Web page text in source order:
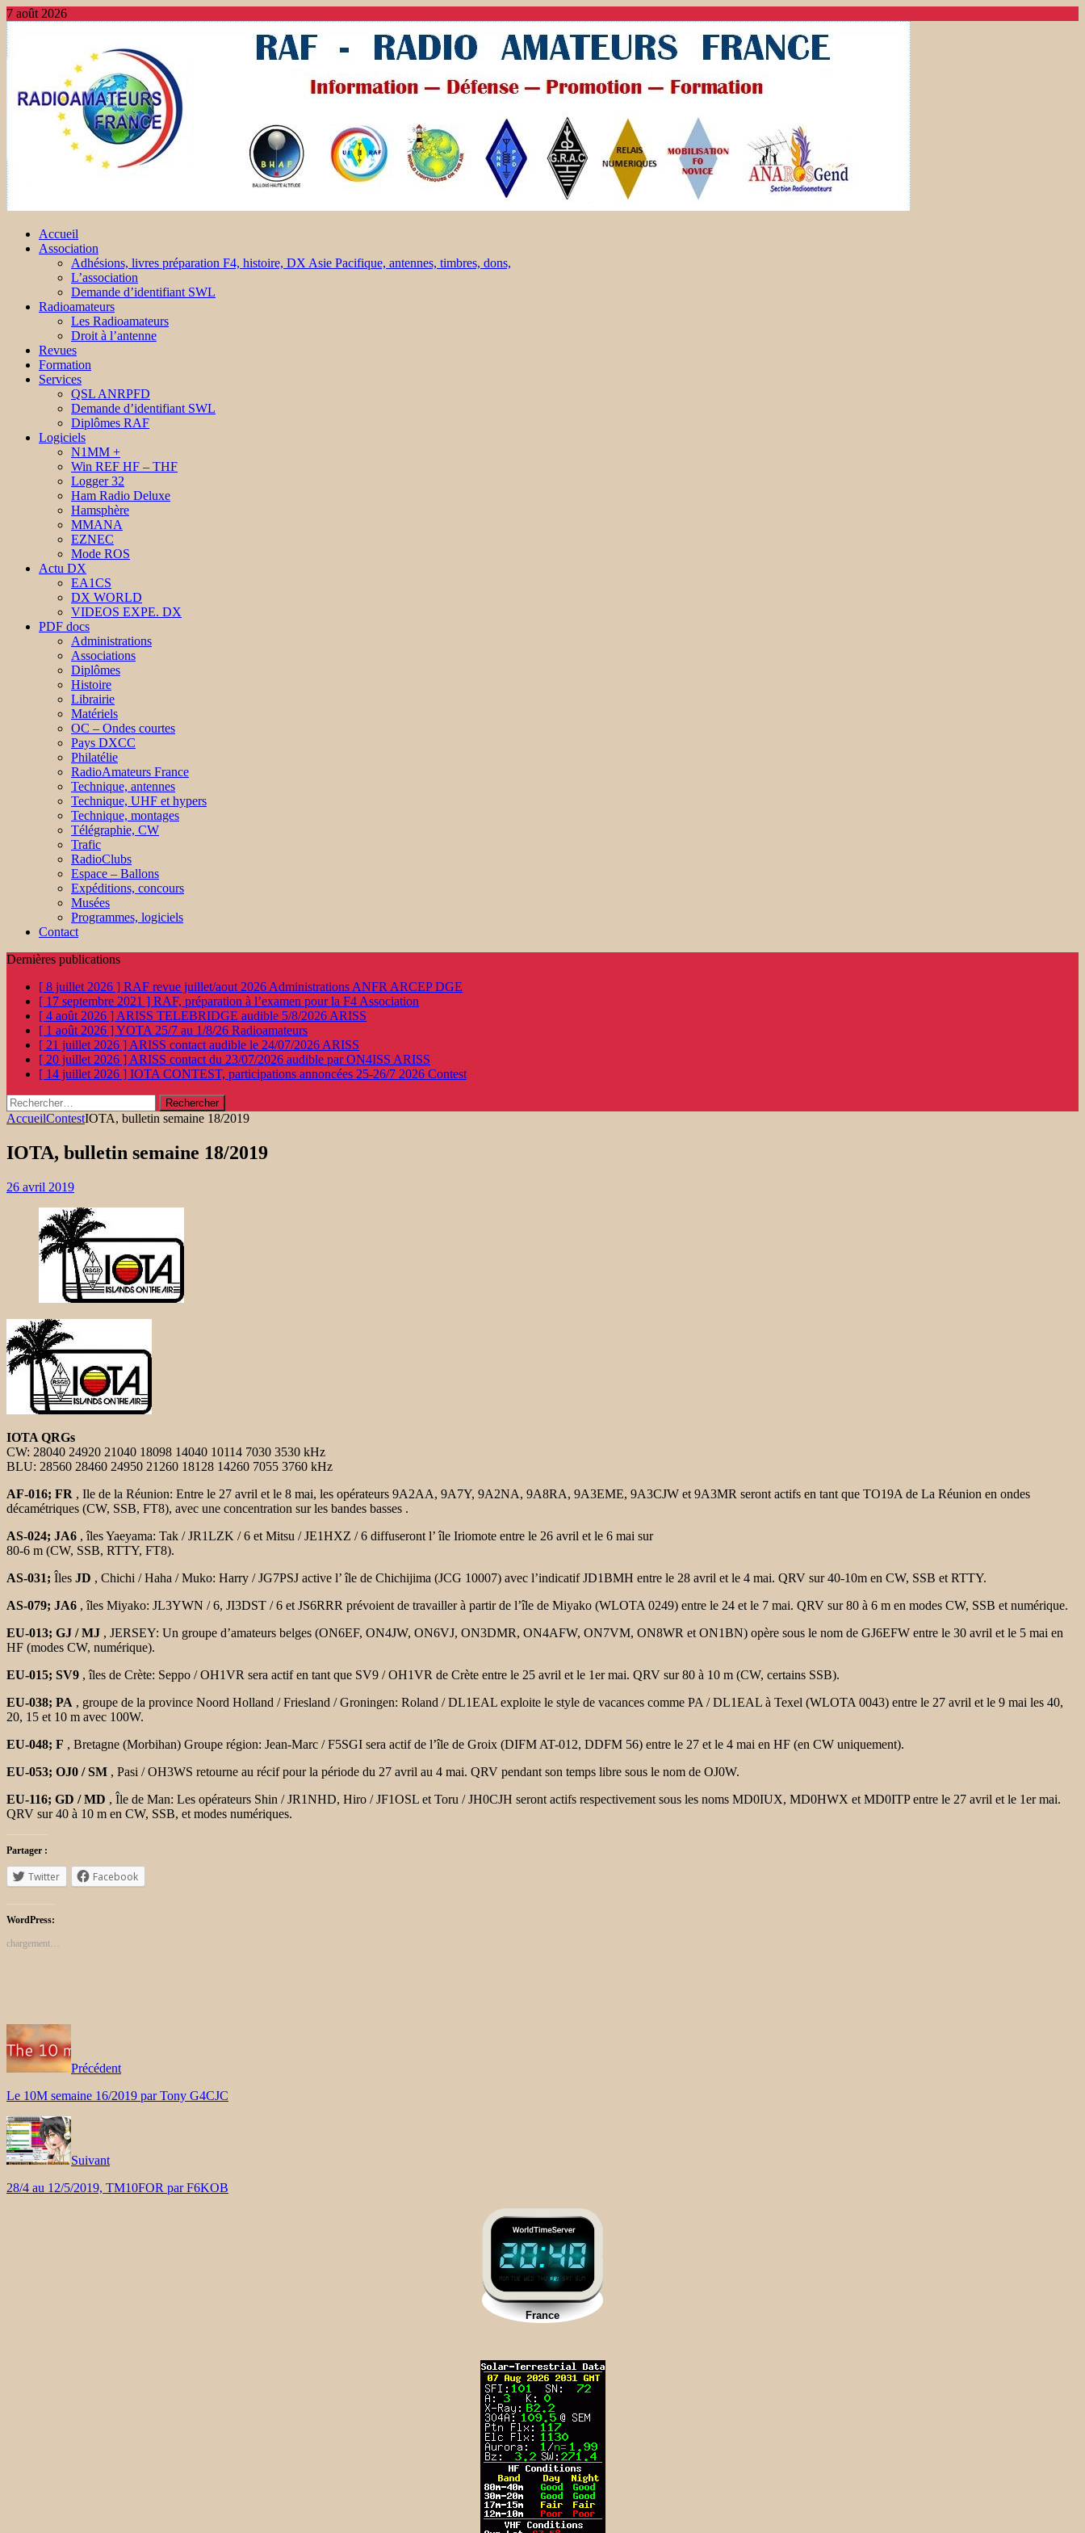
7 août 2026
Accueil
Association
Adhésions, livres préparation F4, histoire, DX Asie Pacifique, antennes, timbres, dons,
L’association
Demande d’identifiant SWL
Radioamateurs
Les Radioamateurs
Droit à l’antenne
Revues
Formation
Services
QSL ANRPFD
Demande d’identifiant SWL
Diplômes RAF
Logiciels
N1MM +
Win REF HF – THF
Logger 32
Ham Radio Deluxe
Hamsphère
MMANA
EZNEC
Mode ROS
Actu DX
EA1CS
DX WORLD
VIDEOS EXPE. DX
PDF docs
Administrations
Associations
Diplômes
Histoire
Librairie
Matériels
OC – Ondes courtes
Pays DXCC
Philatélie
RadioAmateurs France
Technique, antennes
Technique, UHF et hypers
Technique, montages
Télégraphie, CW
Trafic
RadioClubs
Espace – Ballons
Expéditions, concours
Musées
Programmes, logiciels
Contact
Dernières publications
[ 8 juillet 2026 ] RAF revue juillet/aout 2026 Administrations ANFR ARCEP DGE
[ 17 septembre 2021 ] RAF, préparation à l’examen pour la F4 Association
[ 4 août 2026 ] ARISS TELEBRIDGE audible 5/8/2026 ARISS
[ 1 août 2026 ]YOTA 25/7 au 1/8/26 Radioamateurs
[ 21 juillet 2026 ] ARISS contact audible le 24/07/2026 ARISS
[ 20 juillet 2026 ] ARISS contact du 23/07/2026 audible par ON4ISS ARISS
[ 14 juillet 2026 ] IOTA CONTEST, participations annoncées 25-26/7 2026 Contest
Rechercher :
AccueilContestIOTA, bulletin semaine 18/2019
IOTA, bulletin semaine 18/2019
26 avril 2019
IOTA QRGs
CW: 28040 24920 21040 18098 14040 10114 7030 3530 kHz
BLU: 28560 28460 24950 21260 18128 14260 7055 3760 kHz
AF-016; FR , Ile de la Réunion: Entre le 27 avril et le 8 mai, les opérateurs 9A2AA, 9A7Y, 9A2NA, 9A8RA, 9A3EME, 9A3CJW et 9A3MR seront actifs en tant que TO19A de La Réunion en ondes
décamétriques (CW, SSB, FT8), avec une concentration sur les bandes basses .
AS-024; JA6 , îles Yaeyama: Tak / JR1LZK / 6 et Mitsu / JE1HXZ / 6 diffuseront l’île Iriomote entre le 26 avril et le 6 mai sur
80-6 m (CW, SSB, RTTY, FT8).
AS-031; Îles JD , Chichi / Haha / Muko: Harry / JG7PSJ active l’île de Chichijima (JCG 10007) avec l’indicatif JD1BMH entre le 28 avril et le 4 mai. QRV sur 40-10m en CW, SSB et RTTY.
AS-079; JA6 , îles Miyako: JL3YWN / 6, JI3DST / 6 et JS6RRR prévoient de travailler à partir de l’île de Miyako (WLOTA 0249) entre le 24 et le 7 mai. QRV sur 80 à 6 m en modes CW, SSB et numérique.
EU-013; GJ / MJ , JERSEY: Un groupe d’amateurs belges (ON6EF, ON4JW, ON6VJ, ON3DMR, ON4AFW, ON7VM, ON8WR et ON1BN) opère sous le nom de GJ6EFW entre le 30 avril et le 5 mai en
HF (modes CW, numérique).
EU-015; SV9 , îles de Crète: Seppo / OH1VR sera actif en tant que SV9 / OH1VR de Crète entre le 25 avril et le 1er mai. QRV sur 80 à 10 m (CW, certains SSB).
EU-038; PA , groupe de la province Noord Holland / Friesland / Groningen: Roland / DL1EAL exploite le style de vacances comme PA / DL1EAL à Texel (WLOTA 0043) entre le 27 avril et le 9 mai les 40,
20, 15 et 10 m avec 100W.
EU-048; F , Bretagne (Morbihan) Groupe région: Jean-Marc / F5SGI sera actif de l’île de Groix (DIFM AT-012, DDFM 56) entre le 27 et le 4 mai en HF (en CW uniquement).
EU-053; OJ0 / SM , Pasi / OH3WS retourne au récif pour la période du 27 avril au 4 mai. QRV pendant son temps libre sous le nom de OJ0W.
EU-116; GD / MD , Île de Man: Les opérateurs Shin / JR1NHD, Hiro / JF1OSL et Toru / JH0CJH seront actifs respectivement sous les noms MD0IUX, MD0HWX et MD0ITPentre le 27 avril et le 1er mai.
QRV sur 40 à 10 m en CW, SSB, et modes numériques.
Partager :
Twitter Facebook
WordPress:
chargement…
Précédent
Le 10M semaine 16/2019 par Tony G4CJC
Suivant
28/4 au 12/5/2019, TM10FOR par F6KOB